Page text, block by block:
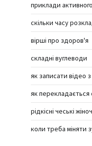
приклади
скільки часу
вірші про здоров'я
складні вуглеводи
як записати відео
як
рідкісні чеські
коли треба міняти